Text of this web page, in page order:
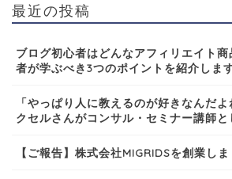
最近の投稿
ブログ初心者はどんなアフィリエイト
者が学ぶべき3つのポイントを紹介しま
「やっぱり人に教えるのが好きなんだ
クセルさんがコンサル・セミナー講師と
【ご報告】株式会社MIGRIDSを創業しま